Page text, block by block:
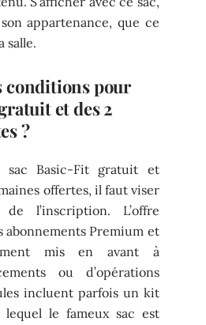
appartenance, que ce
salle.
conditions pour
et des 2
?
sac Basic-Fit gratuit et
offertes, il faut viser
l’inscription. L’offre
Premium et
mis en avant à
ou d’opérations
incluent parfois un kit
le fameux sac est